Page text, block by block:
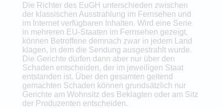
Die Richter des EuGH unterschieden zwischen
der klassischen Ausstrahlung im Fernsehen und
im Internet verfügbaren Inhalten. Wird eine Serie
in mehreren EU-Staaten im Fernsehen gezeigt,
können Betroffene demnach zwar in jedem Land
klagen, in dem die Sendung ausgestrahlt wurde.
Die Gerichte dürfen dann aber nur über den
Schaden entscheiden, der im jeweiligen Staat
entstanden ist. Über den gesamten geltend
gemachten Schaden können grundsätzlich nur
Gerichte am Wohnsitz des Beklagten oder am Sitz
der Produzenten entscheiden.